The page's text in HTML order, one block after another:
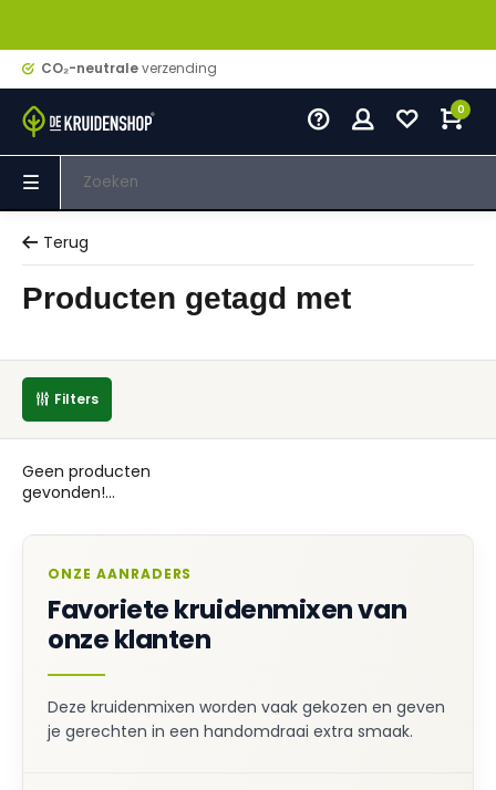
CO₂-neutraleverzending
0
Terug
Producten getagd met
Filters
Geen producten
gevonden!...
ONZE AANRADERS
Favoriete kruidenmixen van
onze klanten
Deze kruidenmixen worden vaak gekozen en geven
je gerechten in een handomdraai extra smaak.